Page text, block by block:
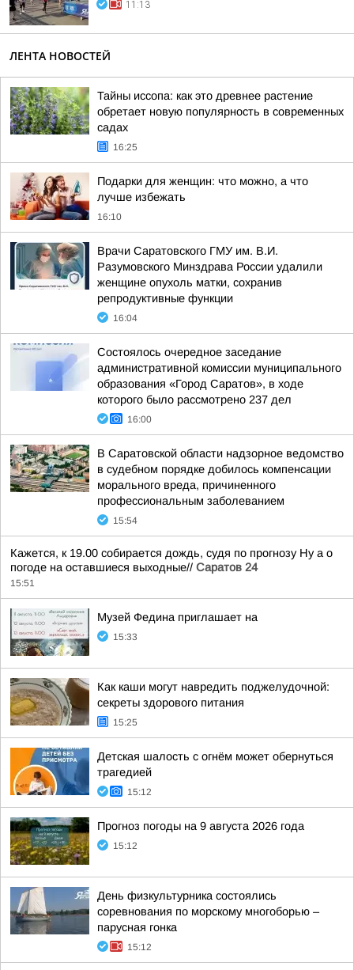
11:13
ЛЕНТА НОВОСТЕЙ
Тайны иссопа: как это древнее растение
обретает новую популярность в современных
садах
16:25
Подарки для женщин: что можно, а что
лучше избежать
16:10
Врачи Саратовского ГМУ им. В.И.
Разумовского Минздрава России удалили
женщине опухоль матки, сохранив
репродуктивные функции
16:04
Состоялось очередное заседание
административной комиссии муниципального
образования «Город Саратов», в ходе
которого было рассмотрено 237 дел
16:00
В Саратовской области надзорное ведомство
в судебном порядке добилось компенсации
морального вреда, причиненного
профессиональным заболеванием
15:54
Кажется, к 19.00 собирается дождь, судя по прогнозу Ну а о
погоде на оставшиеся выходные// Саратов 24
15:51
Музей Федина приглашает на
15:33
Как каши могут навредить поджелудочной:
секреты здорового питания
15:25
Детская шалость с огнём может обернуться
трагедией
15:12
Прогноз погоды на 9 августа 2026 года
15:12
День физкультурника состоялись
соревнования по морскому многоборью –
парусная гонка
15:12